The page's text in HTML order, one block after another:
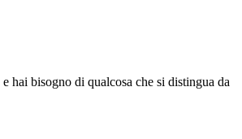
hai bisogno di qualcosa che si distingua da